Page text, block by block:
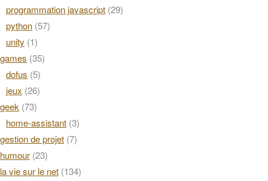
programmation javascript (29)
python (57)
unity (1)
games (35)
dofus (5)
jeux (26)
geek (73)
home-assistant (3)
gestion de projet (7)
humour (23)
la vie sur le net (134)